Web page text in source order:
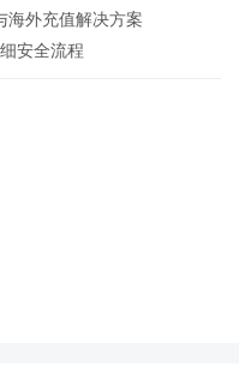
海外充值解决方案
安全流程